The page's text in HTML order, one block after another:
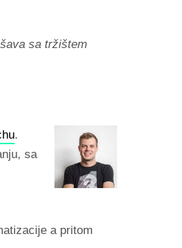
sa tržištem
.
sa
a pritom